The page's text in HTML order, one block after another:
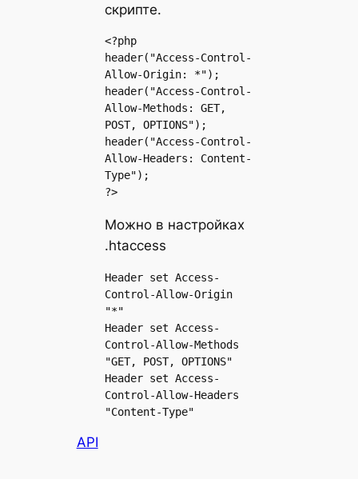
скрипте.
<?php
header("Access-Control-
Allow-Origin: *");
header("Access-Control-
Allow-Methods: GET,
POST, OPTIONS");
header("Access-Control-
Allow-Headers: Content-
Type");
?>
Можно в настройках
.htaccess
Header set Access-
Control-Allow-Origin
"*"
Header set Access-
Control-Allow-Methods
"GET, POST, OPTIONS"
Header set Access-
Control-Allow-Headers
"Content-Type"
API